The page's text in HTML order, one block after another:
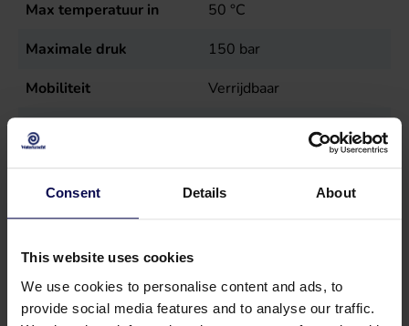
Consent Details About
This website uses cookies
We use cookies to personalise content and ads, to
provide social media features and to analyse our traffic.
Max temperatuur in
50 °C
Maximale druk
150 bar
Mobiliteit
Verrijdbaar
Model
Reinigingsgebieden
Agrarische sector, Bouw
en Wegenbouw
Temperatuur
Toerental
1400 r.p.m.